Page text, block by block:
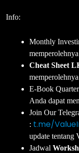
Info:
Monthly
Cheat Sheet
E-Book
Anda dapat
Join Our
: t.me/
update tentang
Jadwal